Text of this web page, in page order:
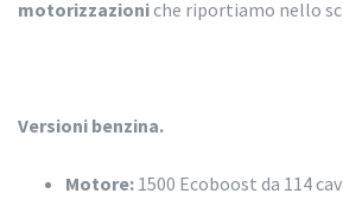
motorizzazioniche riportiamo nello
Versioni benzina.
Motore: 1500 Ecoboost da 114